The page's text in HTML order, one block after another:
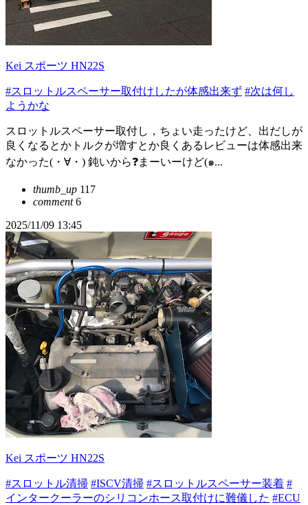
Kei スポーツ HN22S
#スロットルスペーサー取付けしたが体感出来ず #次は何し
ようかな
スロットルスペーサー取付し，ちょい走ったけど、出だしが
良くなるとかトルクが増すとか良くあるレビューは体感出来
なかった(・∀・) 鈍いから❓まーいーけど(๑...
thumb_up 117
comment6
2025/11/09 13:45
Kei スポーツ HN22S
#スロットル清掃 #ISCV清掃 #スロットルスペーサー装着 #
インタークーラーのシリコンホース取付けに難儀した #ECU